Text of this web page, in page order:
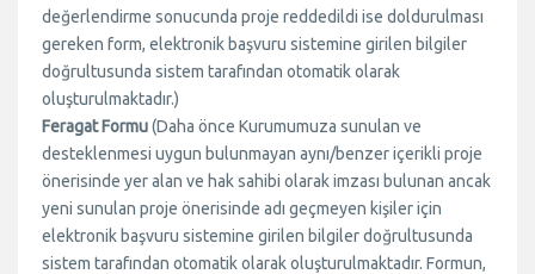
değerlendirme sonucunda proje reddedildi ise doldurulması
gereken form, elektronik başvuru sistemine girilen bilgiler
doğrultusunda sistem tarafından otomatik olarak
oluşturulmaktadır.)
Feragat Formu(Daha önce Kurumumuza sunulan ve
desteklenmesi uygun bulunmayan aynı/benzer içerikli proje
önerisinde yer alan ve hak sahibi olarak imzası bulunan ancak
yeni sunulan proje önerisinde adı geçmeyen kişiler için
elektronik başvuru sistemine girilen bilgiler doğrultusunda
sistem tarafından otomatik olarak oluşturulmaktadır. Formun,